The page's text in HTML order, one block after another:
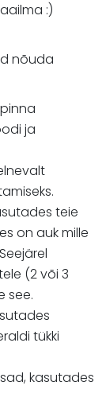
:)
nõuda
ja
teie
on auk mille
(2 või 3
see.
tükki
kasutades